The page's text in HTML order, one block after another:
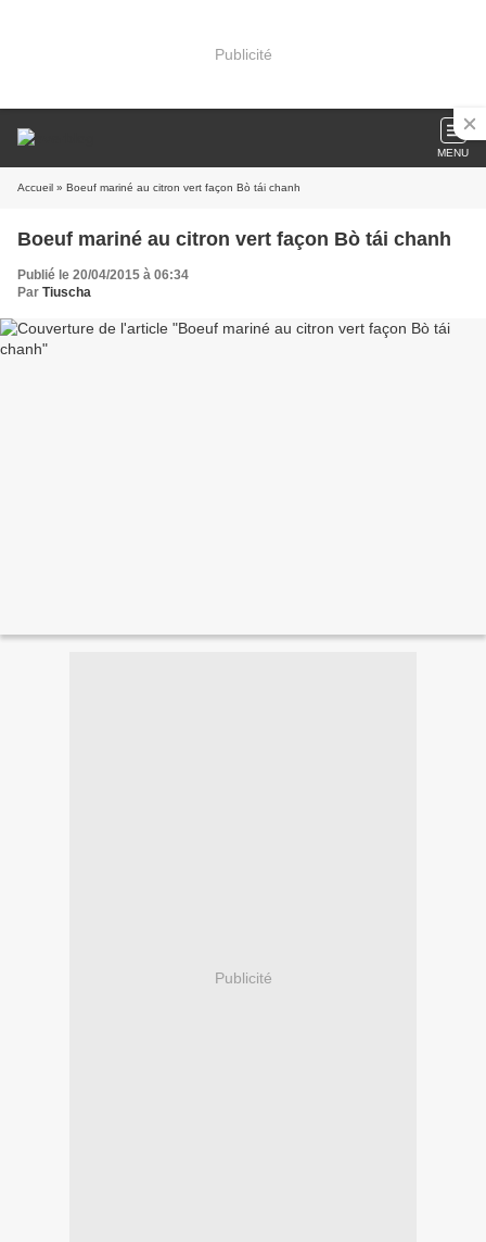
Publicité
MENU
Accueil » Boeuf mariné au citron vert façon Bò tái chanh
Boeuf mariné au citron vert façon Bò tái chanh
Publié le 20/04/2015 à 06:34
Par Tiuscha
Publicité